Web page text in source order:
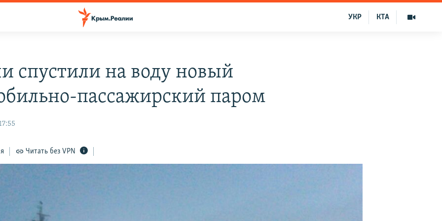
КТА
УКР
спустили на воду новый
пассажирский паром
Читать без VPN